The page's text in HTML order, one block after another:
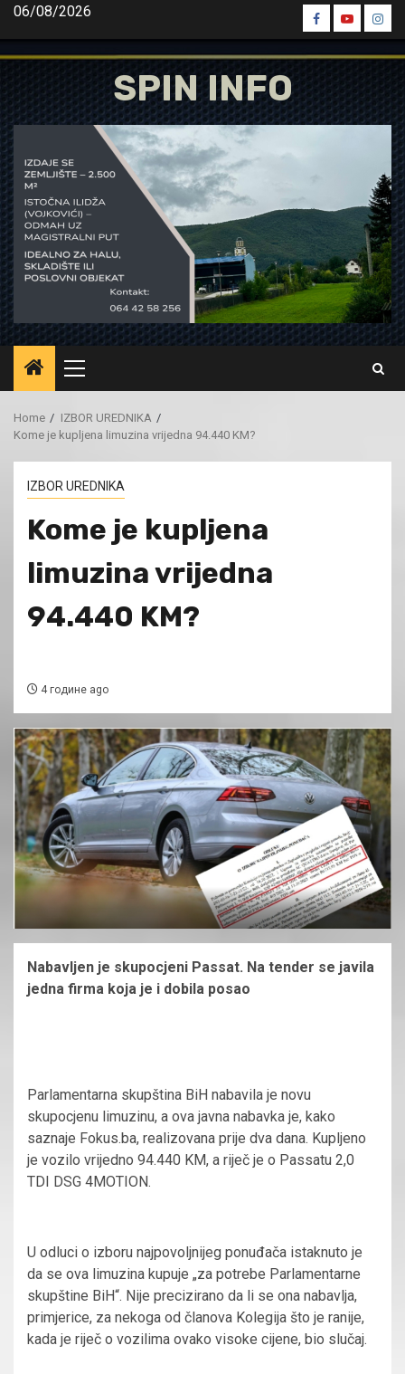
Skip
content
06/08/2026
Spin
Facebook
Spin
Youtube
Spin
SPIN INFO
Primary
Menu
Home
IZBOR UREDNIKA
Kome je kupljena limuzina vrijedna 94.440 KM?
IZBOR UREDNIKA
Kome je kupljena
limuzina vrijedna
94.440 KM?
4 године ago
Nabavljen je skupocjeni Passat. Na tender se javila
jedna firma koja je i dobila posao
Parlamentarna skupština BiH nabavila je novu
skupocjenu limuzinu, a ova javna nabavka je, kako
saznaje Fokus.ba, realizovana prije dva dana. Kupljeno
je vozilo vrijedno 94.440 KM, a riječ je o Passatu 2,0
TDI DSG 4MOTION.
U odluci o izboru najpovoljnijeg ponuđača istaknuto je
da se ova limuzina kupuje „za potrebe Parlamentarne
skupštine BiH“. Nije precizirano da li se ona nabavlja,
primjerice, za nekoga od članova Kolegija što je ranije,
kada je riječ o vozilima ovako visoke cijene, bio slučaj.